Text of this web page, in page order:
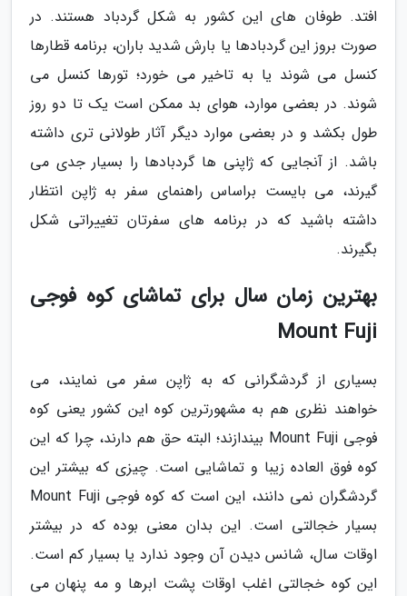
افتد. طوفان های این کشور به شکل گردباد هستند. در
صورت بروز این گردبادها یا بارش شدید باران، برنامه قطارها
کنسل می شوند یا به تاخیر می خورد؛ تورها کنسل می
شوند. در بعضی موارد، هوای بد ممکن است یک تا دو روز
طول بکشد و در بعضی موارد دیگر آثار طولانی تری داشته
باشد. از آنجایی که ژاپنی ها گردبادها را بسیار جدی می
گیرند، می بایست براساس راهنمای سفر به ژاپن انتظار
داشته باشید که در برنامه های سفرتان تغییراتی شکل
بگیرند.
بهترین زمان سال برای تماشای کوه فوجی
Mount Fuji
بسیاری از گردشگرانی که به ژاپن سفر می نمایند، می
خواهند نظری هم به مشهورترین کوه این کشور یعنی کوه
فوجی Mount Fuji بیندازند؛ البته حق هم دارند، چرا که این
کوه فوق العاده زیبا و تماشایی است. چیزی که بیشتر این
گردشگران نمی دانند، این است که کوه فوجی Mount Fuji
بسیار خجالتی است. این بدان معنی بوده که در بیشتر
اوقات سال، شانس دیدن آن وجود ندارد یا بسیار کم است.
این کوه خجالتی اغلب اوقات پشت ابرها و مه پنهان می